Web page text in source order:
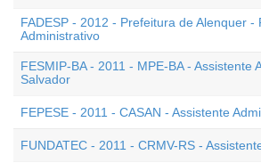
FADESP - 2012 - Prefeitura de Alenquer -
Administrativo
FESMIP-BA - 2011 - MPE-BA - Assistente
Salvador
FEPESE - 2011 - CASAN - Assistente
FUNDATEC - 2011 - CRMV-RS -